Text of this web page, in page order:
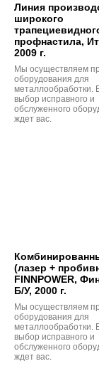
Линия
широкого
профнастила,
2009 г.
Мы осуществляем
оборудования для
металлообработки.
выбор исправного и
обслуженного
ждет вас.
(лазер +
FINNPOWER,
Б/У, 2000 г.
Мы осуществляем
оборудования для
металлообработки.
выбор исправного и
обслуженного
ждет вас.